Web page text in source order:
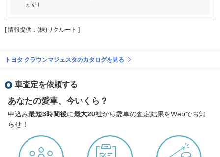
ます）
[ 情報提供：(株)リクルート ]
トヨタ クラウンマジェスタのカタログを見る
車査定を依頼する
あなたの愛車、今いくら？
申込み最短3時間後に最大20社から愛車の査定結果をWebでお知
らせ！